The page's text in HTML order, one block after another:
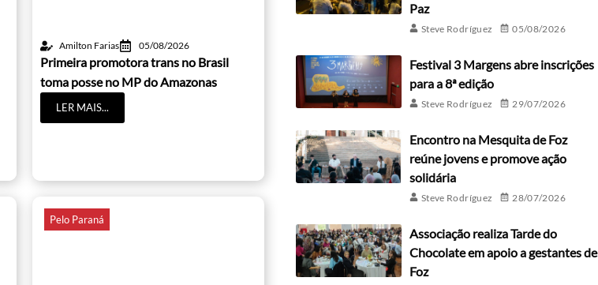
Amilton Farias 05/08/2026
Primeira promotora trans no Brasil
toma posse no MP do Amazonas
LER MAIS...
Pelo Paraná
Paz
Steve Rodríguez 05/08/2026
Festival 3 Margens abre inscrições
para a 8ª edição
Steve Rodríguez 29/07/2026
Encontro na Mesquita de Foz
reúne jovens e promove ação
solidária
Steve Rodríguez 28/07/2026
Associação realiza Tarde do
Chocolate em apoio a gestantes de
Foz